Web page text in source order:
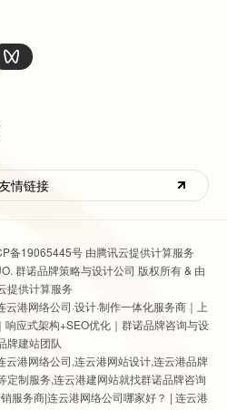
情链接
备19065445号 由腾讯云提供计算服务
群诺品牌策略与设计公司 版权所有 & 由
提供计算服务
云港网络公司·设计·制作一体化服务商｜上
应式架构+SEO优化｜群诺品牌咨询与设
牌建站团队
云港网络公司,连云港网站设计,连云港品牌
定制服务,连云港建网站就找群诺品牌咨询
服务商|连云港网络公司哪家好？ | 连云港